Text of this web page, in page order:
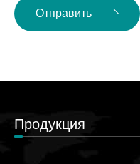
Отправить
Продукция